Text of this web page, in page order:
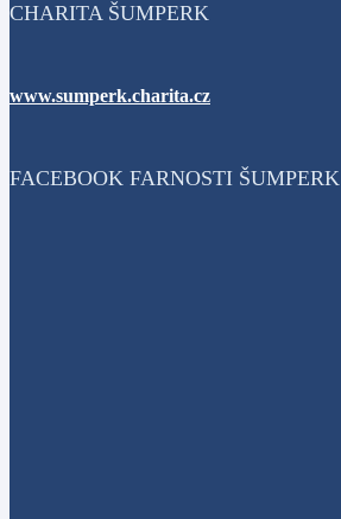
CHARITA ŠUMPERK
www.sumperk.charita.cz
FACEBOOK FARNOSTI ŠUMPERK